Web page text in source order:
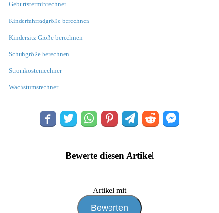
Geburtsterminrechner
Kinderfahrradgröße berechnen
Kindersitz Größe berechnen
Schuhgröße berechnen
Stromkostenrechner
Wachstumsrechner
Bewerte diesen Artikel
Artikel mit